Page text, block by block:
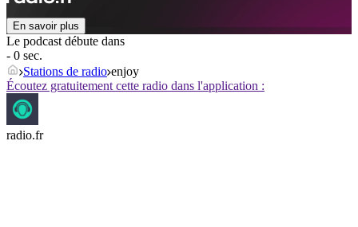
En savoir plus
Le podcast débute dans
- 0 sec.
Stations de radio enjoy
Écoutez gratuitement cette radio dans l'application :
radio.fr